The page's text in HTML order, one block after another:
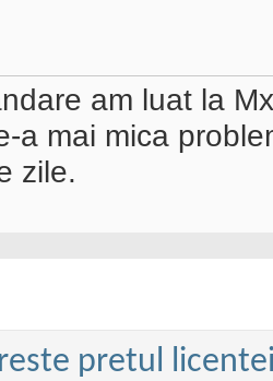
am luat la
a mai mica
zile.
pretul